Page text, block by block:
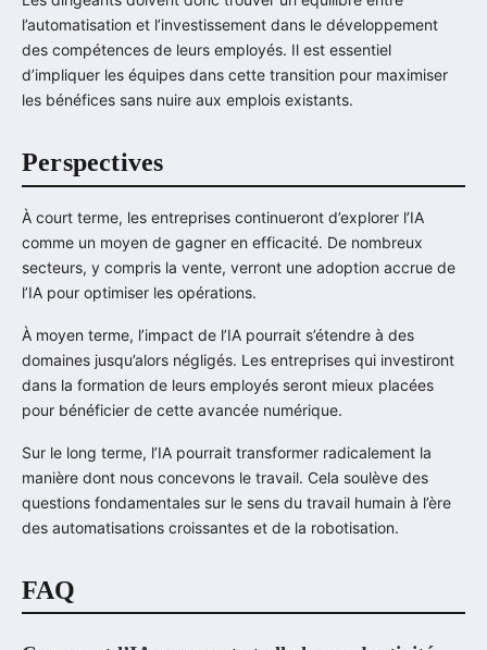
l’automatisation et l’investissement dans le développement
des compétences de leurs employés. Il est essentiel
d’impliquer les équipes dans cette transition pour maximiser
les bénéfices sans nuire aux emplois existants.
Perspectives
À court terme, les entreprises continueront d’explorer l’IA
comme un moyen de gagner en efficacité. De nombreux
secteurs, y compris la vente, verront une adoption accrue de
l’IA pour optimiser les opérations.
À moyen terme, l’impact de l’IA pourrait s’étendre à des
domaines jusqu’alors négligés. Les entreprises qui investiront
dans la formation de leurs employés seront mieux placées
pour bénéficier de cette avancée numérique.
Sur le long terme, l’IA pourrait transformer radicalement la
manière dont nous concevons le travail. Cela soulève des
questions fondamentales sur le sens du travail humain à l’ère
des automatisations croissantes et de la robotisation.
FAQ